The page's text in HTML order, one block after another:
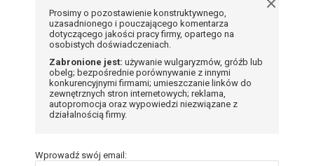
Prosimy o pozostawienie konstruktywnego,
uzasadnionego i pouczającego komentarza
dotyczącego jakości pracy firmy, opartego na
osobistych doświadczeniach.
Zabronione jest: używanie wulgaryzmów, gróźb lub
obelg; bezpośrednie porównywanie z innymi
konkurencyjnymi firmami; umieszczanie linków do
zewnętrznych stron internetowych; reklama,
autopromocja oraz wypowiedzi niezwiązane z
działalnością firmy.
Wprowadź swój email: